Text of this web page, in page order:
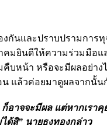
นและปราบปรามการทุ
คมยินดีให้ความร่วมมือ
บหน้า หรือจะมีผลอย่าง
แล้วค่อยมาดูผลจากนั้น
อาจจะมีผล แต่หากเรา
ด้สิ” นายธงทองกล่าว